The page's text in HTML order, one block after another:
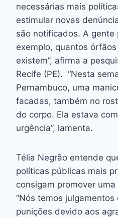
necessárias mais
estimular novas
são notificados. A gente
exemplo, quantos
existem”, afirma a
Recife (PE). “Nesta
Pernambuco, uma
facadas, também no
do corpo. Ela estava
urgência”, lamenta.
Télia Negrão entende
políticas públicas mais
consigam promover
“Nós temos
punições devido aos